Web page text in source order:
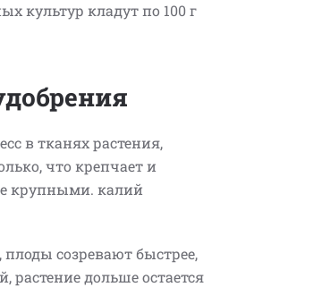
культур кладут по 100 г
в тканях растения,
что крепчает и
крупными. калий
созревают быстрее,
растение дольше остается